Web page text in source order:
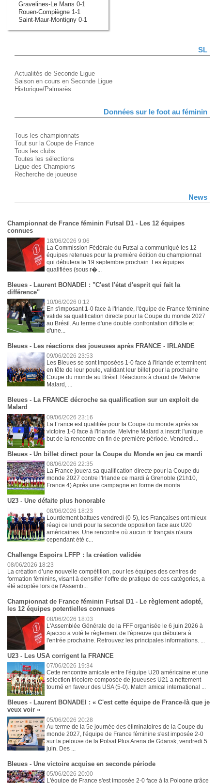
Gravelines-Le Mans 0-1
Rouen-Compiègne 1-1
Saint-Maur-Montigny 0-1
SL
Actualités de Seconde Ligue
Saison en cours en Seconde Ligue
Historique/Palmarès
Données sur le foot au féminin
Tous les championnats
Tout sur la Coupe de France
Tous les clubs
Toutes les sélections
Ligue des Champions
Recherche de joueuse
News
Championnat de France féminin Futsal D1 - Les 12 équipes
connues
18/06/2026 9:06
La Commission Fédérale du Futsal a communiqué les 12
équipes retenues pour la première édition du championnat
qui débutera le 19 septembre prochain. Les équipes
qualifiées (sous r�...
Bleues - Laurent BONADEI : "C'est l'état d'esprit qui fait la
différence"
10/06/2026 0:12
En s'imposant 1-0 face à l'Irlande, l'équipe de France féminine
valide sa qualification directe pour la Coupe du monde 2027
au Brésil. Au terme d'une double confrontation difficile et
d'une...
Bleues - Les réactions des joueuses après FRANCE - IRLANDE
09/06/2026 23:53
Les Bleues se sont imposées 1-0 face à l'Irlande et terminent
en tête de leur poule, validant leur billet pour la prochaine
Coupe du monde au Brésil. Réactions à chaud de Melvine
Malard, ...
Bleues - La FRANCE décroche sa qualification sur un exploit de
Malard
09/06/2026 23:16
La France est qualifiée pour la Coupe du monde après sa
victoire 1-0 face à l'Irlande. Melvine Malard a inscrit l'unique
but de la rencontre en fin de première période. Vendredi...
Bleues - Un billet direct pour la Coupe du Monde en jeu ce mardi
08/06/2026 22:35
La France jouera sa qualification directe pour la Coupe du
monde 2027 contre l'Irlande ce mardi à Grenoble (21h10,
France 4) Après une campagne en forme de monta...
U23 - Une défaite plus honorable
08/06/2026 18:23
Lourdement battues vendredi (0-5), les Françaises ont mieux
réagi ce lundi pour la seconde opposition face aux U20
américaines. Une rencontre où aucun tir français n'aura
cependant été c...
Challenge Espoirs LFFP : la création validée
08/06/2026 18:23
La création d’une nouvelle compétition, pour les équipes des centres de
formation féminins, visant à densifier l’offre de pratique de ces catégories, a
été adoptée lors de l'Assemb...
Championnat de France féminin Futsal D1 - Le règlement adopté,
les 12 équipes potentielles connues
08/06/2026 18:03
L'Assemblée Générale de la FFF organisée le 6 juin 2026 à
Ajaccio a voté le règlement de l'épreuve qui débutera à
l'entrée prochaine. Retrouvez les principales informations. ...
U23 - Les USA corrigent la FRANCE
07/06/2026 19:34
Cette rencontre amicale entre l'équipe U20 américaine et une
sélection tricolore composée de joueuses U21 a nettement
tourné en faveur des USA (5-0). Match amical international ...
Bleues - Laurent BONADEI : « C'est cette équipe de France-là que je
veux voir »
05/06/2026 20:28
Au terme de la 5e journée des éliminatoires de la Coupe du
monde 2027, l'équipe de France féminine s'est imposée 2-0
sur la pelouse de la Polsat Plus Arena de Gdansk, vendredi 5
juin. Des ...
Bleues - Une victoire acquise en seconde période
05/06/2026 20:00
L'équipe de France s'est imposée 2-0 face à la Pologne grâce